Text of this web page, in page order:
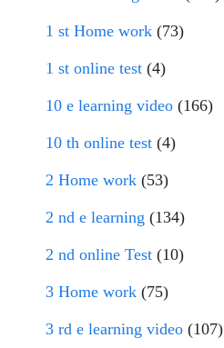
1 st Home work (73)
1 st online test (4)
10 e learning video (166)
10 th online test (4)
2 Home work (53)
2 nd e learning (134)
2 nd online Test (10)
3 Home work (75)
3 rd e learning video (107)